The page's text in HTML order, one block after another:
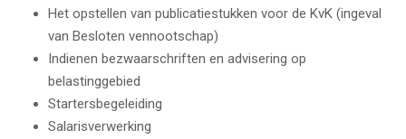
Het opstellen van publicatiestukken voor de KvK (ingeval
van Besloten vennootschap)
Indienen bezwaarschriften en advisering op
belastinggebied
Startersbegeleiding
Salarisverwerking